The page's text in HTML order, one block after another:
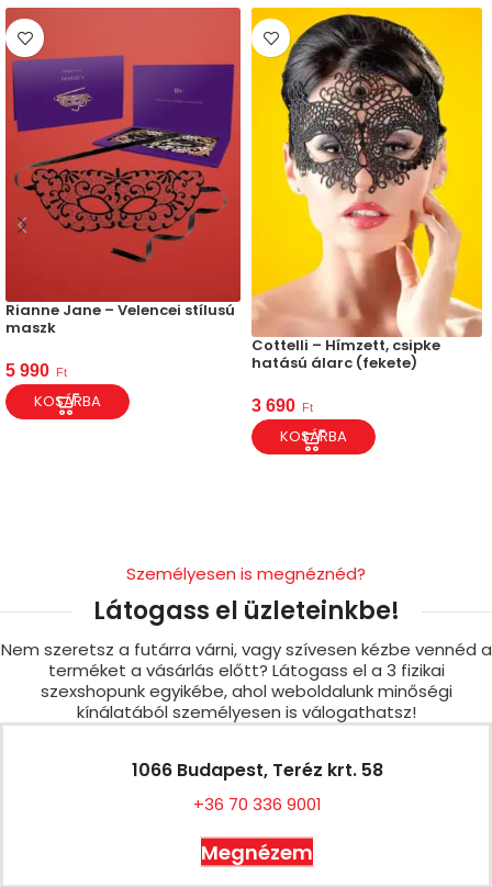
Rianne Jane – Velencei stílusú
maszk
5 990 Ft
KOSÁRBA
Cottelli – Hímzett, csipke
hatású álarc (fekete)
3 690 Ft
KOSÁRBA
Személyesen is megnéznéd?
Látogass el üzleteinkbe!
Nem szeretsz a futárra várni, vagy szívesen kézbe vennéd a
terméket a vásárlás előtt? Látogass el a 3 fizikai
szexshopunk egyikébe, ahol weboldalunk minőségi
kínálatából személyesen is válogathatsz!
1066 Budapest, Teréz krt. 58
+36 70 336 9001
Megnézem